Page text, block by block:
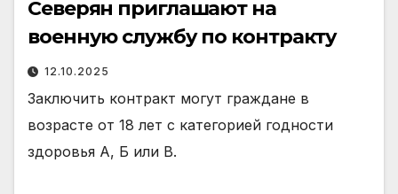
Северян приглашают на
военную службу по контракту
12.10.2025
Заключить контракт могут граждане в
возрасте от 18 лет с категорией годности
здоровья А, Б или В.